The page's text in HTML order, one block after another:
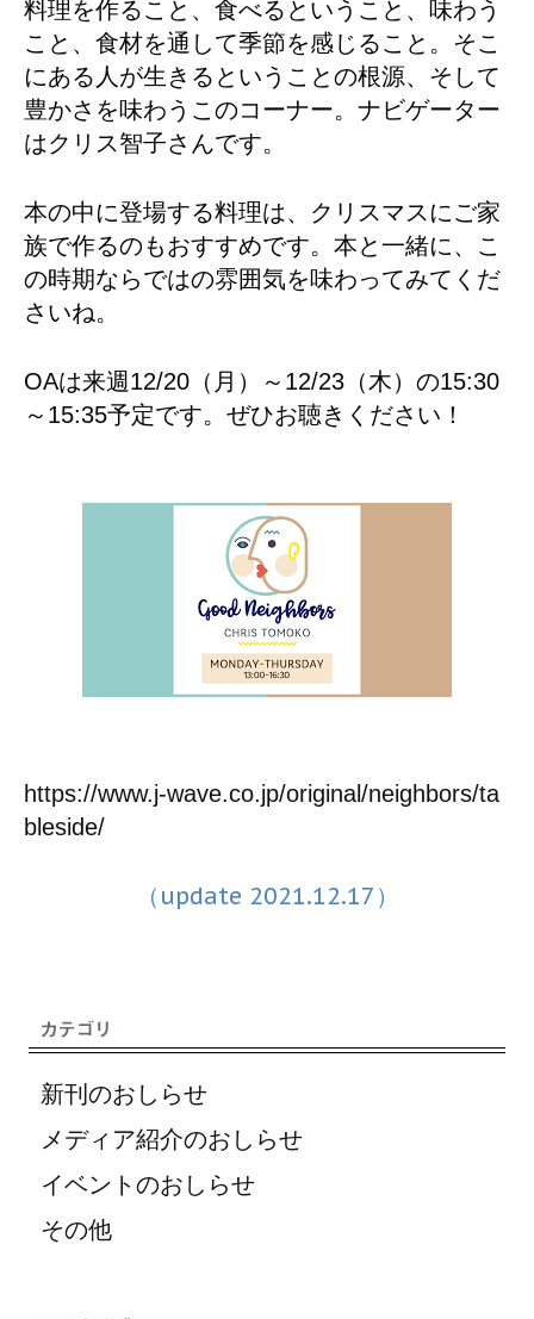
料理を作ること、食べるということ、味わう
こと、食材を通して季節を感じること。そこ
にある人が生きるということの根源、そして
豊かさを味わうこのコーナー。ナビゲーター
はクリス智子さんです。
本の中に登場する料理は、クリスマスにご家
族で作るのもおすすめです。本と一緒に、こ
の時期ならではの雰囲気を味わってみてくだ
さいね。
OAは来週12/20（月）～12/23（木）の15:30
～15:35予定です。ぜひお聴きください！
https://www.j-wave.co.jp/original/neighbors/ta
bleside/
（update 2021.12.17）
新刊のおしらせ
メディア紹介のおしらせ
イベントのおしらせ
その他